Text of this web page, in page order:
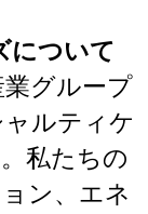
について
グループ
ルティケ
私たちの
ン、エネ